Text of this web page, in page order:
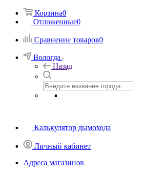
Корзина0
Отложенные0
Сравнение товаров0
Вологда
Назад
Калькулятор дымохода
Личный кабинет
Адреса магазинов